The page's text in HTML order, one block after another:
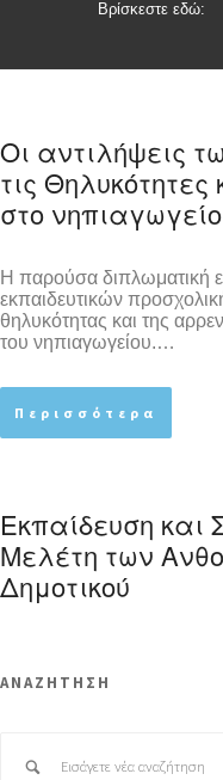
Βρίσκεστε εδώ:
Οι αντιλήψεις
τις
στο νηπιαγωγείο
Η παρούσα διπλωματική
εκπαιδευτικών
θηλυκότητας και της
του νηπιαγωγείου.…
Περισσότερα
Εκπαίδευση και
Μελέτη των
Δημοτικού
ΑΝΑΖΗΤΗΣΗ